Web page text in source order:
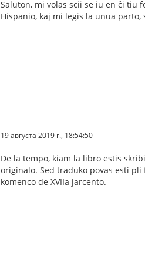
Saluton, mi volas scii se iu en ĉi tiu
Hispanio, kaj mi legis la unua
19 августа 2019 г., 18:54:50
De la tempo, kiam la libro estis
originalo. Sed traduko povas esti
komenco de XVIIa jarcento.